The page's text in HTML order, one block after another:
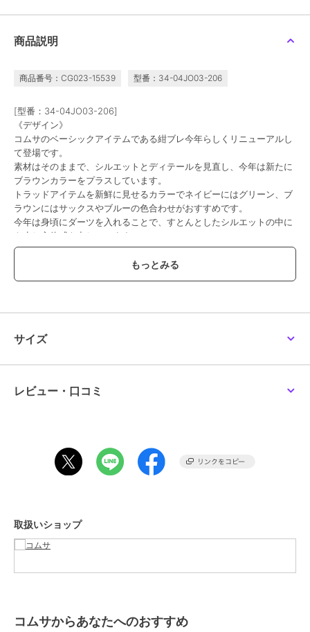
商品説明
商品番号：CG023-15539 型番：34-04JO03-206
[型番：34-04JO03-206]
《デザイン》
コムサのベーシックアイテムである紺ブレ今年らしくリニューアルし
て登場です。
素材はそのままで、シルエットとディテールを見直し、今年は新たに
ブラウンカラーをプラスしています。
トラッドアイテムを新鮮に見せるカラーでネイビーにはグリーン、ブ
ラウンにはサックスやブルーの色合わせがおすすめです。
今年は身頃にダーツを入れることで、すとんとしたシルエットの中に
も少し立体感を出しています。
ラペルもフラップの幅も広めにし、クラシックで女性らしいポイント
肩パットはソフトでなじみが良く、シャープな見ためとしなやかさで
っこよく決まる一着です。
金ボタンは自金カラーで少し明るい印象にしつつも、ヴィンテージ感
合いを損なわず、上質さを感じられる仕上がりです。
春らしい軽やかさのあるブラウンとベーシックなネイビーの二色展開
同素材のパンツ（商品番号:34-04PO08-206）と合わせて、セットア
ップとしてお召しいただけます。
ブランド コムサ
サイズ
レビュー・口コミ
取扱いショップ
コムサからあなたへのおすすめ